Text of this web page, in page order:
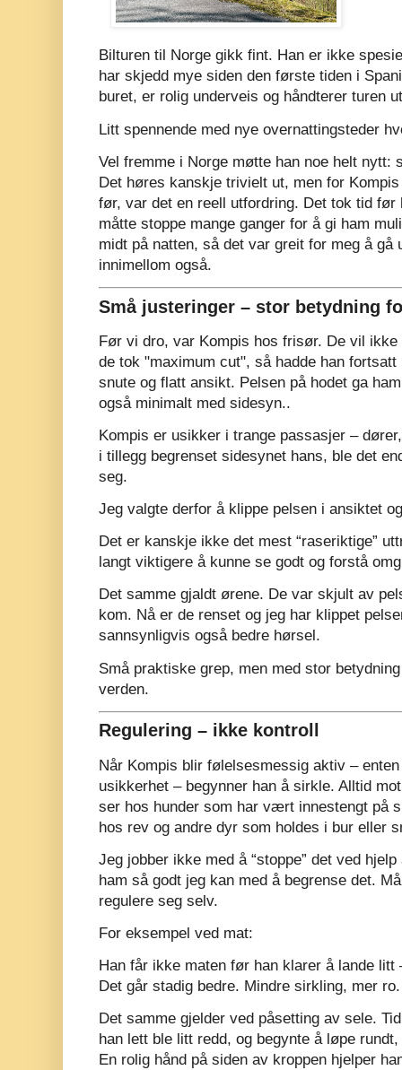
Bilturen til Norge gikk fint. Han er ikke
har skjedd mye siden den første tiden i
buret, er rolig underveis og håndterer turen
Litt spennende med nye overnattingsteder
Vel fremme i Norge møtte han noe helt nytt:
Det høres kanskje trivielt ut, men for
før, var det en reell utfordring. Det tok tid før
måtte stoppe mange ganger for å gi ham
midt på natten, så det var greit for meg å gå
innimellom også.
Små justeringer – stor betydning
Før vi dro, var Kompis hos frisør. De vil
de tok "maximum cut", så hadde han
snute og flatt ansikt. Pelsen på hodet ga
også minimalt med sidesyn..
Kompis er usikker i trange passasjer –
i tillegg begrenset sidesynet hans, ble det
seg.
Jeg valgte derfor å klippe pelsen i ansiktet
Det er kanskje ikke det mest “raseriktige”
langt viktigere å kunne se godt og forstå
Det samme gjaldt ørene. De var skjult av
kom. Nå er de renset og jeg har klippet
sannsynligvis også bedre hørsel.
Små praktiske grep, men med stor
verden.
Regulering – ikke kontroll
Når Kompis blir følelsesmessig aktiv –
usikkerhet – begynner han å sirkle. Alltid
ser hos hunder som har vært innestengt på
hos rev og andre dyr som holdes i bur eller
Jeg jobber ikke med å “stoppe” det ved
ham så godt jeg kan med å begrense det.
regulere seg selv.
For eksempel ved mat:
Han får ikke maten før han klarer å lande
Det går stadig bedre. Mindre sirkling, mer ro.
Det samme gjelder ved påsetting av sele.
han lett ble litt redd, og begynte å løpe
En rolig hånd på siden av kroppen hjelper